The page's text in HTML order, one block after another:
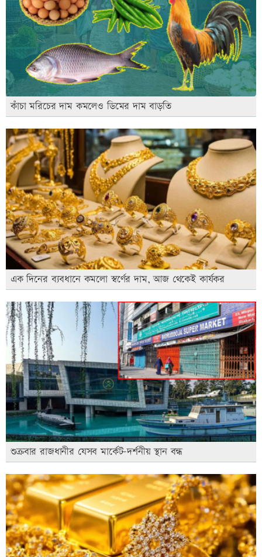
কাঁচা মরিচের দাম কমলেও ডিমের দাম বাড়তি
এক দিনের ব্যবধানে কমলো স্বর্ণের দাম, আজ থেকেই কার্যকর
শুক্রবার রাজধানীর যেসব মার্কেট-দর্শনীয় স্থান বন্ধ